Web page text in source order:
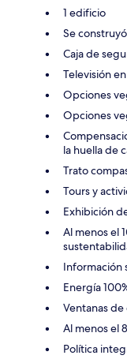
1 edificio
Se
Caja de
Televisión
Opciones
Opciones
la huella de
Trato
Tours y
Exhibición
Al menos el
Información
Energía
Ventanas
Al menos el
Política